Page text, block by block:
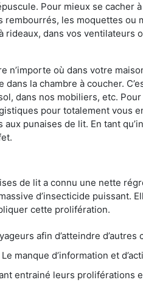
Pour mieux se cacher
les moquettes ou
dans vos ventilateurs
où dans votre
la chambre à coucher.
dans nos mobiliers, etc.
pour totalement vous
punaises de lit. En tant
de lit a connu une nette
d’insecticide puissant.
cette prolifération.
afin d’atteindre d’autres
Le manque d’information et
entrainé leurs proliférations